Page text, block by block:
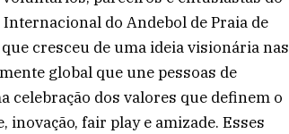
do Andebol de Praia de
cresceu de uma ideia visionária nas
global que une pessoas de
celebração dos valores que definem o
fair play e amizade. Esses